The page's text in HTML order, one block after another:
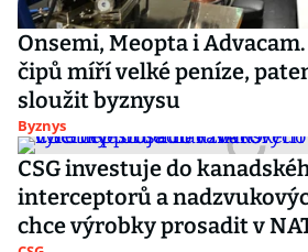
Onsemi, Meopta i
čipů míří velké peníze,
sloužit byznysu
Byznys
CSG investuje do
interceptorů a
chce výrobky prosadit v